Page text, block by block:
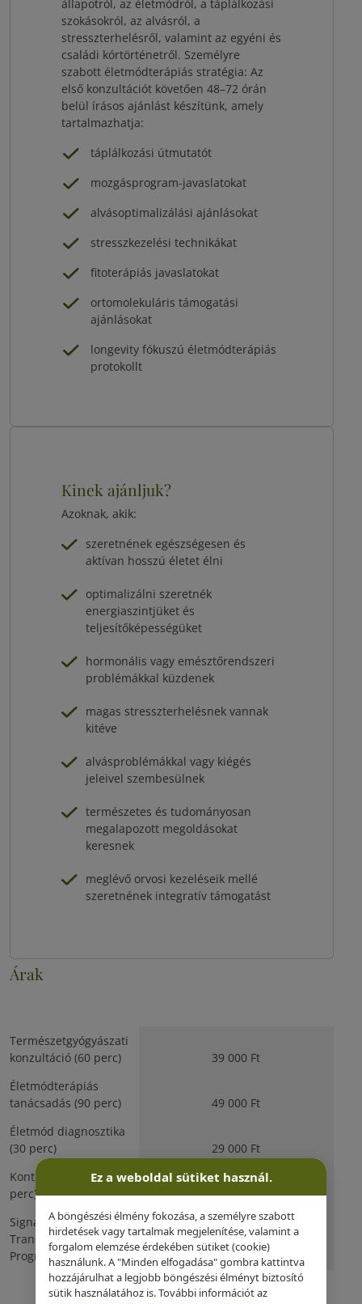
állapotról, az életmódról, a táplálkozási
szokásokról, az alvásról, a
stresszterhelésről, valamint az egyéni és
családi kórtörténetről. Személyre
szabott életmódterápiás stratégia: Az
első konzultációt követően 48–72 órán
belül írásos ajánlást készítünk, amely
tartalmazhatja:
táplálkozási útmutatót
mozgásprogram-javaslatokat
alvásoptimalizálási ajánlásokat
stresszkezelési technikákat
fitoterápiás javaslatokat
ortomolekuláris támogatási
ajánlásokat
longevity fókuszú életmódterápiás
protokollt
Kinek ajánljuk?
Azoknak, akik:
szeretnének egészségesen és
aktívan hosszú életet élni
optimalizálni szeretnék
energiaszintjüket és
teljesítőképességüket
hormonális vagy emésztőrendszeri
problémákkal küzdenek
magas stresszterhelésnek vannak
kitéve
alvásproblémákkal vagy kiégés
jeleivel szembesülnek
természetes és tudományosan
megalapozott megoldásokat
keresnek
meglévő orvosi kezeléseik mellé
szeretnének integratív támogatást
Árak
Természetgyógyászati
konzultáció (60 perc)
39 000 Ft
Életmódterápiás
tanácsadás (90 perc)
49 000 Ft
Életmód diagnosztika
(30 perc)
29 000 Ft
Kontroll konzultáció (30
perc)
29 000 Ft
Signature Lifestyle
Transformation
Program
89 000 Ft
Ez a weboldal sütiket használ.
A böngészési élmény fokozása, a személyre szabott
hirdetések vagy tartalmak megjelenítése, valamint a
forgalom elemzése érdekében sütiket (cookie)
használunk. A "Minden elfogadása" gombra kattintva
hozzájárulhat a legjobb böngészési élményt biztosító
sütik használatához is. További információt az